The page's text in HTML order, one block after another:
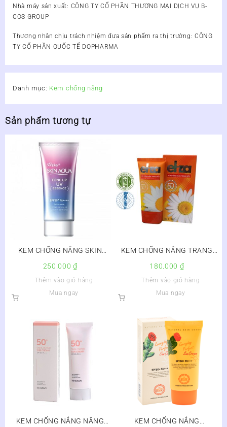
Nhà máy sản xuất: CÔNG TY CỔ PHẦN THƯƠNG MẠI DỊCH VỤ B-
COS GROUP
Thương nhân chịu trách nhiệm đưa sản phẩm ra thị trường: CÔNG
TY CỔ PHẦN QUỐC TẾ DOPHARMA
Danh mục: Kem chống nắng
Sản phẩm tương tự
KEM CHỐNG NẮNG SKIN
250.000₫
Thêm vào giỏ hàng
Mua ngay
KEM CHỐNG NẮNG TRANG
ĐIỂM ELIZA BẠCH LIÊN
180.000 ₫
Thêm vào giỏ hàng
Mua ngay
KEM CHỐNG NẮNG NÂNG
KEM CHỐNG NẮNG